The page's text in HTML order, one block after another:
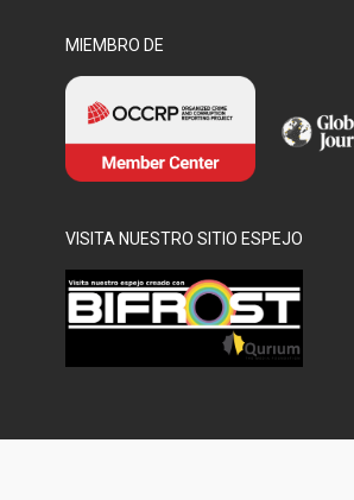
MIEMBRO DE
VISITA NUESTRO SITIO ESPEJO